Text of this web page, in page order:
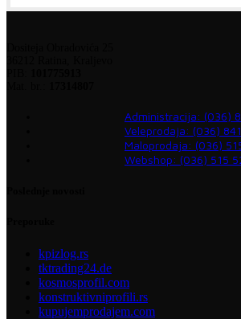
Administracija: (036)
Veleprodaja: (036)
Maloprodaja: (036)
Webshop: (036) 515
kpizlog.rs
tktrading24.de
kosmosprofil.com
konstruktivniprofili.rs
kupujemprodajem.com